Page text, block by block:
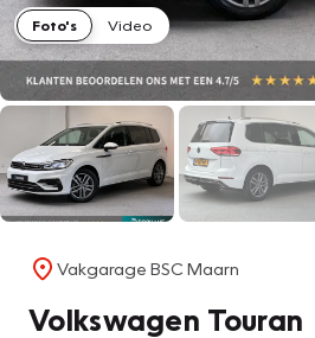
Foto's
Video
Vakgarage BSC Maarn
Volkswagen Touran